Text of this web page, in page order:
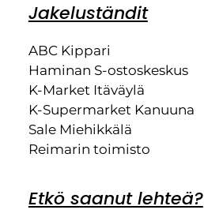
Jakeluständit
ABC Kippari
Haminan S-ostoskeskus
K-Market Itäväylä
K-Supermarket Kanuuna
Sale Miehikkälä
Reimarin toimisto
Etkö saanut lehteä?